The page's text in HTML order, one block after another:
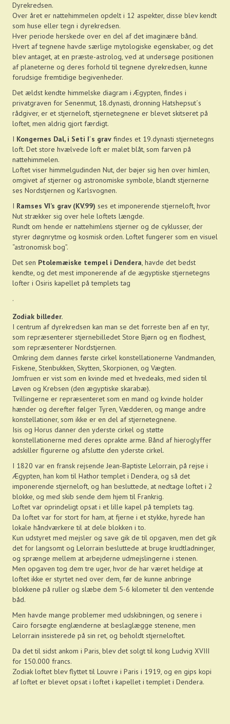
Dyrekredsen.
Over året er nattehimmelen opdelt i 12 aspekter, disse blev kendt
som huse eller tegn i dyrekredsen.
Hver periode herskede over en del af det imaginære bånd.
Hvert af tegnene havde særlige mytologiske egenskaber, og det
blev antaget, at en præste-astrolog, ved at undersøge positionen
af planeterne og deres forhold til tegnene dyrekredsen, kunne
forudsige fremtidige begivenheder.
Det ældst kendte himmelske diagram i Ægypten, findes i
privatgraven for Senenmut, 18.dynasti, dronning Hatshepsut´s
rådgiver, er et stjerneloft, stjernetegnene er blevet skitseret på
loftet, men aldrig gjort færdigt.
I Kongernes Dal, i Seti I´s grav findes et 19.dynasti stjernetegns
loft. Det store hvælvede loft er malet blåt, som farven på
nattehimmelen.
Loftet viser himmelgudinden Nut, der bøjer sig hen over himlen,
omgivet af stjerner og astronomiske symbole, blandt stjernerne
ses Nordstjernen og Karlsvognen.
I Ramses VI’s grav (KV.99) ses et imponerende stjerneloft, hvor
Nut strækker sig over hele loftets længde.
Rundt om hende er nattehimlens stjerner og de cyklusser, der
styrer døgnrytme og kosmisk orden. Loftet fungerer som en visuel
“astronomisk bog”.
Det sen Ptolemæiske tempel i Dendera, havde det bedst
kendte, og det mest imponerende af de ægyptiske stjernetegns
lofter i Osiris kapellet på templets tag
.
Zodiak billeder.
I centrum af dyrekredsen kan man se det forreste ben af en tyr,
som repræsenterer stjernebilledet Store Bjørn og en flodhest,
som repræsenterer Nordstjernen.
Omkring dem dannes første cirkel konstellationerne Vandmanden,
Fiskene, Stenbukken, Skytten, Skorpionen, og Vægten.
Jomfruen er vist som en kvinde med et hvedeaks, med siden til
Løven og Krebsen (den ægyptiske skarabæ).
Tvillingerne er repræsenteret som en mand og kvinde holder
hænder og derefter følger Tyren, Vædderen, og mange andre
konstellationer, som ikke er en del af stjernetegnene.
Isis og Horus danner den yderste cirkel og støtte
konstellationerne med deres oprakte arme. Bånd af hieroglyffer
adskiller figurerne og afslutte den yderste cirkel.
I 1820 var en fransk rejsende Jean-Baptiste Lelorrain, på rejse i
Ægypten, han kom til Hathor templet i Dendera, og så det
imponerende stjerneloft, og han besluttede, at nedtage loftet i 2
blokke, og med skib sende dem hjem til Frankrig.
Loftet var oprindeligt opsat i et lille kapel på templets tag.
Da loftet var for stort for ham, at fjerne i et stykke, hyrede han
lokale håndværkere til at dele blokken i to.
Kun udstyret med mejsler og save gik de til opgaven, men det gik
det for langsomt og Lelorrain besluttede at bruge krudtladninger,
og sprænge mellem at arbejderne udmejslingerne i stenen.
Men opgaven tog dem tre uger, hvor de har været heldige at
loftet ikke er styrtet ned over dem, før de kunne anbringe
blokkene på ruller og slæbe dem 5-6 kilometer til den ventende
båd.
Men havde mange problemer med udskibningen, og senere i
Cairo forsøgte englænderne at beslaglægge stenene, men
Lelorrain insisterede på sin ret, og beholdt stjerneloftet.
Da det til sidst ankom i Paris, blev det solgt til kong Ludvig XVIII
for 150.000 francs.
Zodiak loftet blev flyttet til Louvre i Paris i 1919, og en gips kopi
af loftet er blevet opsat i loftet i kapellet i templet i Dendera.